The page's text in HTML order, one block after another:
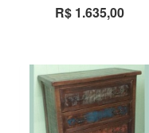
R$ 1.635,00